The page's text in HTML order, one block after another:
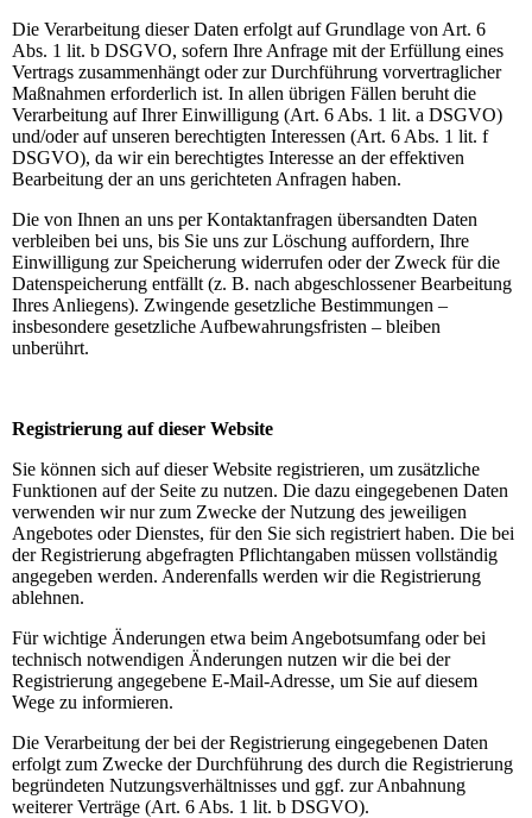
Die Verarbeitung dieser Daten erfolgt auf Grundlage von Art. 6
Abs. 1 lit. b DSGVO, sofern Ihre Anfrage mit der Erfüllung eines
Vertrags zusammenhängt oder zur Durchführung vorvertraglicher
Maßnahmen erforderlich ist. In allen übrigen Fällen beruht die
Verarbeitung auf Ihrer Einwilligung (Art. 6 Abs. 1 lit. a DSGVO)
und/oder auf unseren berechtigten Interessen (Art. 6 Abs. 1 lit. f
DSGVO), da wir ein berechtigtes Interesse an der effektiven
Bearbeitung der an uns gerichteten Anfragen haben.
Die von Ihnen an uns per Kontaktanfragen übersandten Daten
verbleiben bei uns, bis Sie uns zur Löschung auffordern, Ihre
Einwilligung zur Speicherung widerrufen oder der Zweck für die
Datenspeicherung entfällt (z. B. nach abgeschlossener Bearbeitung
Ihres Anliegens). Zwingende gesetzliche Bestimmungen –
insbesondere gesetzliche Aufbewahrungsfristen – bleiben
unberührt.
Registrierung auf dieser Website
Sie können sich auf dieser Website registrieren, um zusätzliche
Funktionen auf der Seite zu nutzen. Die dazu eingegebenen Daten
verwenden wir nur zum Zwecke der Nutzung des jeweiligen
Angebotes oder Dienstes, für den Sie sich registriert haben. Die bei
der Registrierung abgefragten Pflichtangaben müssen vollständig
angegeben werden. Anderenfalls werden wir die Registrierung
ablehnen.
Für wichtige Änderungen etwa beim Angebotsumfang oder bei
technisch notwendigen Änderungen nutzen wir die bei der
Registrierung angegebene E-Mail-Adresse, um Sie auf diesem
Wege zu informieren.
Die Verarbeitung der bei der Registrierung eingegebenen Daten
erfolgt zum Zwecke der Durchführung des durch die Registrierung
begründeten Nutzungsverhältnisses und ggf. zur Anbahnung
weiterer Verträge (Art. 6 Abs. 1 lit. b DSGVO).